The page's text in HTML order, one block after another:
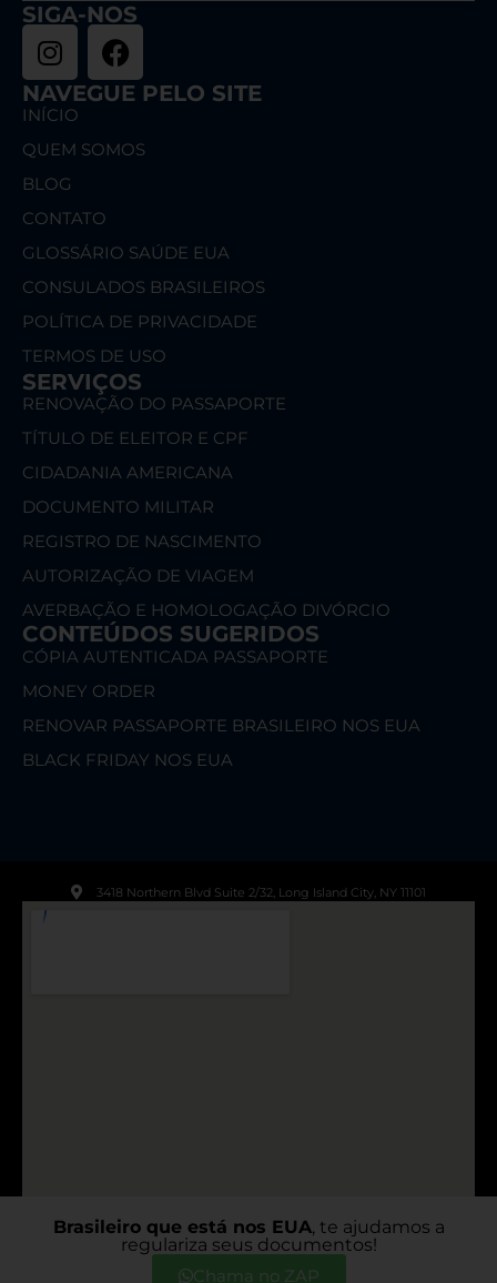
Brasileiro que está nos EUA, te ajudamos a
regulariza seus documentos!
Chama no ZAP
SIGA-NOS
NAVEGUE PELO SITE
INÍCIO
QUEM SOMOS
BLOG
CONTATO
GLOSSÁRIO SAÚDE EUA
CONSULADOS BRASILEIROS
POLÍTICA DE PRIVACIDADE
TERMOS DE USO
SERVIÇOS
RENOVAÇÃO DO PASSAPORTE
TÍTULO DE ELEITOR E CPF
CIDADANIA AMERICANA
DOCUMENTO MILITAR
REGISTRO DE NASCIMENTO
AUTORIZAÇÃO DE VIAGEM
AVERBAÇÃO E HOMOLOGAÇÃO DIVÓRCIO
CONTEÚDOS SUGERIDOS
CÓPIA AUTENTICADA PASSAPORTE
MONEY ORDER
RENOVAR PASSAPORTE BRASILEIRO NOS EUA
BLACK FRIDAY NOS EUA
3418 Northern Blvd Suite 2/32, Long Island City, NY 11101
© TODOS OS DIREITOS RESERVADOS A DESPACHANTE
55- 2023